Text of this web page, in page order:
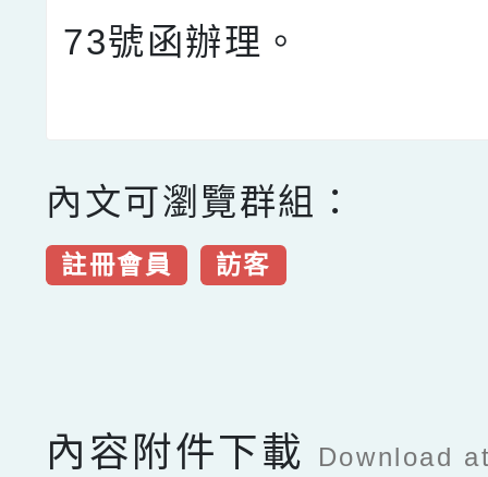
73號函辦理。
內文可瀏覽群組：
註冊會員 訪客
內容附件下載 Download